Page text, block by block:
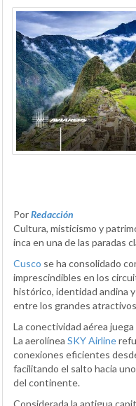
PorRedacción
Cultura, misticismo y
inca en una de las paradas
Cusco se ha consolidado
imprescindibles en los
histórico, identidad andina
entre los grandes
La conectividad aérea
La aerolínea SKY Airline
conexiones eficientes
facilitando el salto hacia
del continente.
Considerada la antigua